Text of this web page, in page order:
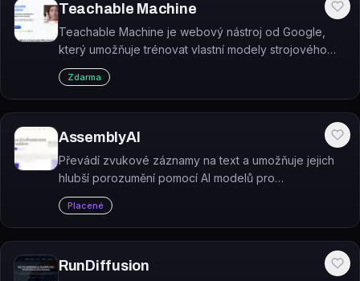
Teachable Machine
Teachable Machine je webový nástroj od Google,
který umožňuje trénovat vlastní modely strojového
učení pro rozpoznávání obrázků, zvuků a póz – bez
nutnosti programování.
Zdarma
AssemblyAI
Převádí zvukové záznamy na text a umožňuje jejich
hlubší porozumění pomocí AI modelů pro
rozpoznávání řeči a zpracování přirozeného jazyka.
Placené
RunDiffusion